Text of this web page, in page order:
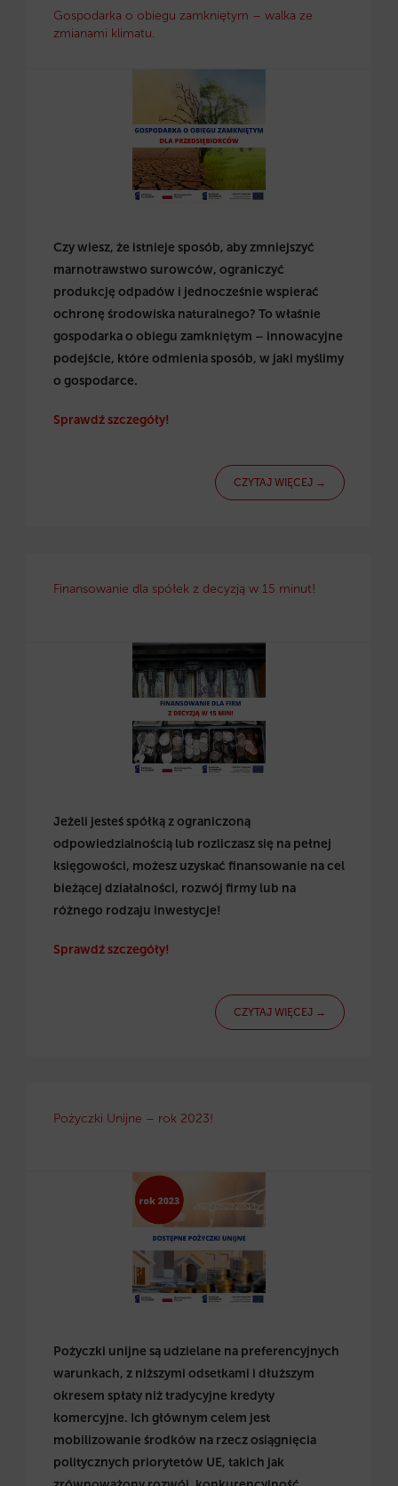
Gospodarka o obiegu zamkniętym – walka ze
zmianami klimatu.
Czy wiesz, że istnieje sposób, aby zmniejszyć
marnotrawstwo surowców, ograniczyć
produkcję odpadów i jednocześnie wspierać
ochronę środowiska naturalnego? To właśnie
gospodarka o obiegu zamkniętym – innowacyjne
podejście, które odmienia sposób, w jaki myślimy
o gospodarce.
Sprawdź szczegóły!
CZYTAJ WIĘCEJ →
Finansowanie dla spółek z decyzją w 15 minut!
Jeżeli jesteś spółką z ograniczoną
odpowiedzialnością lub rozliczasz się na pełnej
księgowości, możesz uzyskać finansowanie na cel
bieżącej działalności, rozwój firmy lub na
różnego rodzaju inwestycje!
Sprawdź szczegóły!
CZYTAJ WIĘCEJ →
Pożyczki Unijne – rok 2023!
Pożyczki unijne są udzielane na preferencyjnych
warunkach, z niższymi odsetkami i dłuższym
okresem spłaty niż tradycyjne kredyty
komercyjne. Ich głównym celem jest
mobilizowanie środków na rzecz osiągnięcia
politycznych priorytetów UE, takich jak